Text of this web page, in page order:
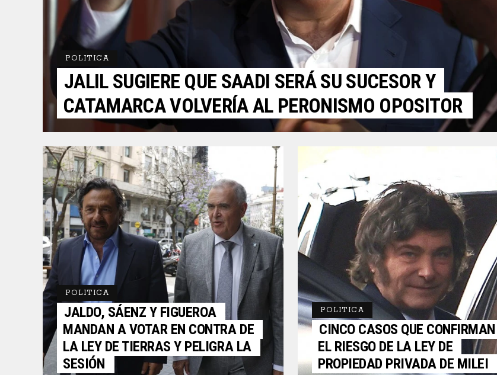
POLITICA
JALIL SUGIERE QUE SAADI SERÁ SU SUCESOR Y
CATAMARCA VOLVERÍA AL PERONISMO OPOSITOR
POLITICA
JALDO, SÁENZ Y FIGUEROA
MANDAN A VOTAR EN CONTRA DE
LA LEY DE TIERRAS Y PELIGRA LA
SESIÓN
POLITICA
CINCO CASOS QUE CONFIRMAN
EL RIESGO DE LA LEY DE
PROPIEDAD PRIVADA DE MILEI